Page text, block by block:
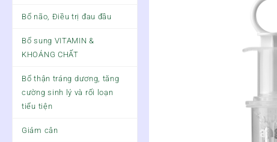
Bổ não, Điều trị đau đầu
Bổ sung VITAMIN &
KHOÁNG CHẤT
Bổ thận tráng dương, tăng
cường sinh lý và rối loạn
tiểu tiện
Giảm cân